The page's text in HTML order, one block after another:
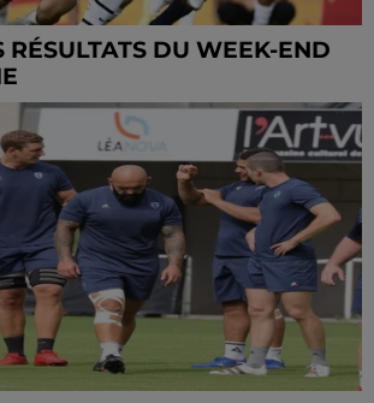
RÉSULTATS DU WEEK-END